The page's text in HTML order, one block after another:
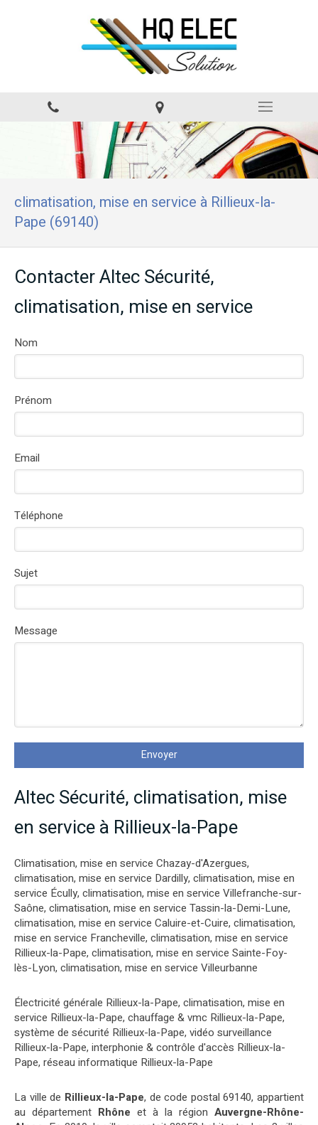
climatisation, mise en service à Rillieux-la-
Pape (69140)
Contacter Altec Sécurité,
climatisation, mise en service
Nom
Prénom
Email
Téléphone
Sujet
Message
Envoyer
Altec Sécurité, climatisation, mise
en service à Rillieux-la-Pape
Climatisation, mise en service Chazay-d'Azergues,
climatisation, mise en service Dardilly, climatisation, mise en
service Écully, climatisation, mise en service Villefranche-sur-
Saône, climatisation, mise en service Tassin-la-Demi-Lune,
climatisation, mise en service Caluire-et-Cuire, climatisation,
mise en service Francheville, climatisation, mise en service
Rillieux-la-Pape, climatisation, mise en service Sainte-Foy-
lès-Lyon, climatisation, mise en service Villeurbanne
Électricité générale Rillieux-la-Pape, climatisation, mise en
service Rillieux-la-Pape, chauffage & vmc Rillieux-la-Pape,
système de sécurité Rillieux-la-Pape, vidéo surveillance
Rillieux-la-Pape, interphonie & contrôle d'accès Rillieux-la-
Pape, réseau informatique Rillieux-la-Pape
La ville de Rillieux-la-Pape, de code postal 69140, appartient
au département Rhône et à la région Auvergne-Rhône-